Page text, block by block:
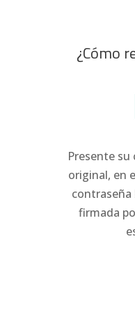
¿Cómo
Presente su
original, en
contraseña
firmada